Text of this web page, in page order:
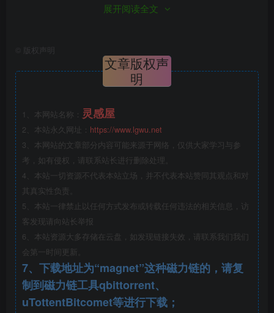
总平面图.png
展开阅读全文
版权声明
文章版权声
明
1、本网站名称： 灵感屋
2、本站永久网址： https://www.lgwu.net
3、本网站的文章部分内容可能来源于网络，仅供大家学习与参
考，如有侵权，请联系站长进行删除处理。
4、本站一切资源不代表本站立场，并不代表本站赞同其观点和对
其真实性负责。
5、本站一律禁止以任何方式发布或转载任何违法的相关信息，访
客发现请向站长举报
6、本站资源大多存储在云盘，如发现链接失效，请联系我们我们
会第一时间更新。
7、下载地址为“magnet”这种磁力链的，请复
制到磁力链工具qbittorrent、
uTottentBitcomet等进行下载；